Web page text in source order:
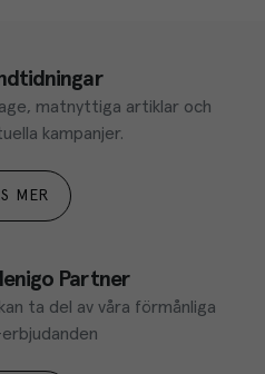
matnyttiga artiklar och
kampanjer.
MER
Partner
ta del av våra förmånliga